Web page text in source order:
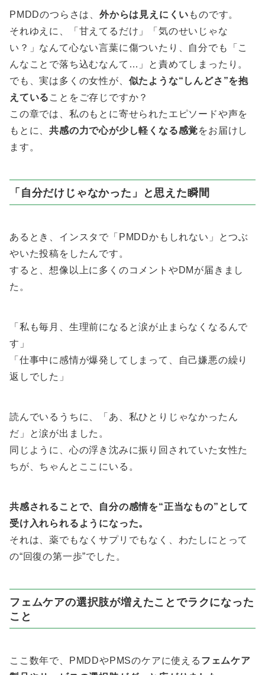
PMDDのつらさは、 外からは見えにくい ものです。
それゆえに、「甘えてるだけ」「気のせいじゃな
い？」なんて心ない言葉に傷ついたり、自分でも「こ
んなことで落ち込むなんて…」と責めてしまったり。
でも、実は多くの女性が、 似たような“しんどさ”を抱
えている ことをご存じですか？
この章では、私のもとに寄せられたエピソードや声を
もとに、共感の力で心が少し軽くなる感覚をお届けし
ます。
「自分だけじゃなかった」と思えた瞬間
あるとき、インスタで「PMDDかもしれない」とつぶ
やいた投稿をしたんです。
すると、想像以上に多くのコメントやDMが届きまし
た。
「私も毎月、生理前になると涙が止まらなくなるんで
す」
「仕事中に感情が爆発してしまって、自己嫌悪の繰り
返しでした」
読んでいるうちに、「あ、私ひとりじゃなかったん
だ」と涙が出ました。
同じように、心の浮き沈みに振り回されていた女性た
ちが、ちゃんとここにいる。
共感されることで、自分の感情を“正当なもの”として
受け入れられるようになった。
それは、薬でもなくサプリでもなく、わたしにとって
の“回復の第一歩”でした。
フェムケアの選択肢が増えたことでラクになった
こと
ここ数年で、PMDDやPMSのケアに使える フェムケア